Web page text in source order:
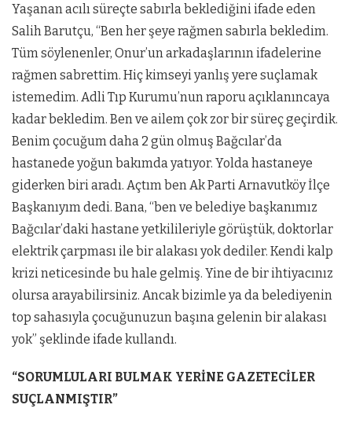
Yaşanan acılı süreçte sabırla beklediğini ifade eden
Salih Barutçu, “Ben her şeye rağmen sabırla bekledim.
Tüm söylenenler, Onur’un arkadaşlarının ifadelerine
rağmen sabrettim. Hiç kimseyi yanlış yere suçlamak
istemedim. Adli Tıp Kurumu’nun raporu açıklanıncaya
kadar bekledim. Ben ve ailem çok zor bir süreç geçirdik.
Benim çocuğum daha 2 gün olmuş Bağcılar’da
hastanede yoğun bakımda yatıyor. Yolda hastaneye
giderken biri aradı. Açtım ben Ak Parti Arnavutköy İlçe
Başkanıyım dedi. Bana, “ben ve belediye başkanımız
Bağcılar’daki hastane yetkilileriyle görüştük, doktorlar
elektrik çarpması ile bir alakası yok dediler. Kendi kalp
krizi neticesinde bu hale gelmiş. Yine de bir ihtiyacınız
olursa arayabilirsiniz. Ancak bizimle ya da belediyenin
top sahasıyla çocuğunuzun başına gelenin bir alakası
yok” şeklinde ifade kullandı.
“SORUMLULARI BULMAK YERİNE GAZETECİLER
SUÇLANMIŞTIR”